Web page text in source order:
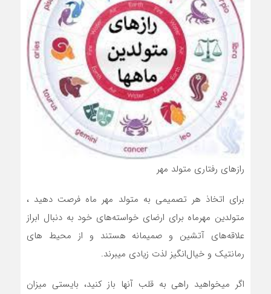
رازهای رفتاری متولد مهر
برای اتخاذ هر تصميمی به متولد مهر ماه فرصت دهيد ،
متولدين مهرماه براي ارضاي خواسته‌هاي خود به دنبال ابراز
علاقه‌هاي آتشين و صميمانه هستند و از محيط هاي
رمانتيک و خيال‌انگيز لذت زيادي ميبرند.
اگر ميخواهيد راهي به قلب آنها باز کنيد، بايستي ميزان